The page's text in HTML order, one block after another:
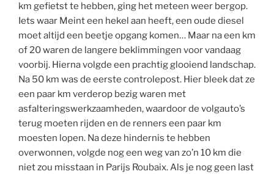
km gefietst te hebben, ging het meteen weer bergop.
Iets waar Meint een hekel aan heeft, een oude diesel
moet altijd een beetje opgang komen… Maar na een km
of 20 waren de langere beklimmingen voor vandaag
voorbij. Hierna volgde een prachtig glooiend landschap.
Na 50 km was de eerste controlepost. Hier bleek dat ze
een paar km verderop bezig waren met
asfalteringswerkzaamheden, waardoor de volgauto’s
terug moeten rijden en de renners een paar km
moesten lopen. Na deze hindernis te hebben
overwonnen, volgde nog een weg van zo’n 10 km die
niet zou misstaan in Parijs Roubaix. Als je nog geen last